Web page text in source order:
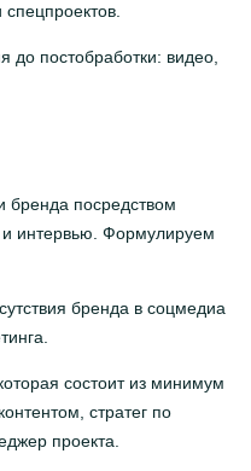
до постобработки: видео,
бренда посредством
интервью. Формулируем
бренда в соцмедиа
состоит из минимум
стратег по
проекта.